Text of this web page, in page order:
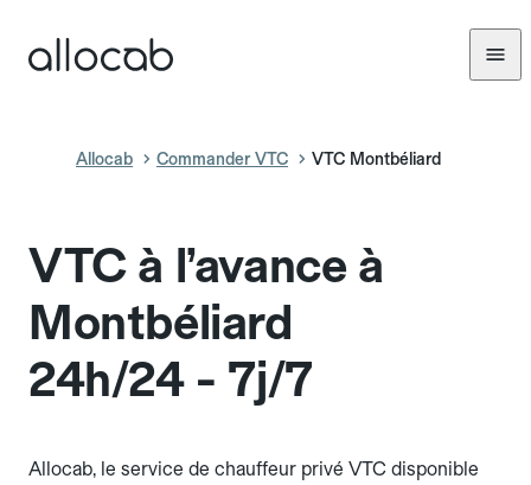
Allocab Commander VTC VTC Montbéliard
VTC à l’avance à
Montbéliard
24h/24 - 7j/7
Allocab, le service de chauffeur privé VTC disponible